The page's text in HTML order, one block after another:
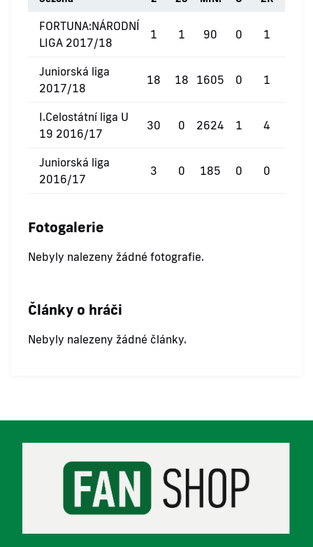
FORTUNA:NÁRODNÍ
LIGA 2017/18
1 1 90 0 1
Juniorská liga
2017/18
18 18 1605 0 1
I.Celostátní liga U
19 2016/17
30 0 2624 1 4
Juniorská liga
2016/17
3 0 185 0 0
Fotogalerie
Nebyly nalezeny žádné fotografie.
Články o hráči
Nebyly nalezeny žádné články.